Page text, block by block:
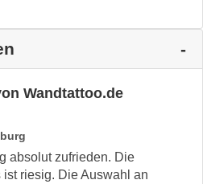
Wandtattoo.de
absolut zufrieden. Die
riesig. Die Auswahl an